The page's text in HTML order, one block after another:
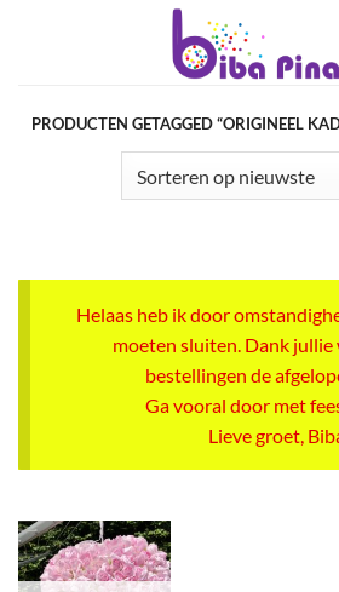
PRODUCTEN GETAGGED “ORIGINEEL
Helaas heb ik door
moeten sluiten. Dank jullie
bestellingen de
Ga vooral door met
Lieve groet,